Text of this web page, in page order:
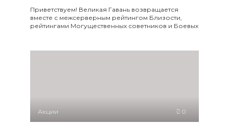
Приветствуем! Великая Гавань возвращается
вместе с межсерверным рейтингом Близости,
рейтингами Могущественных советников и Боевых
Акции 0